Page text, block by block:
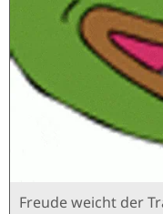
Freude weicht der